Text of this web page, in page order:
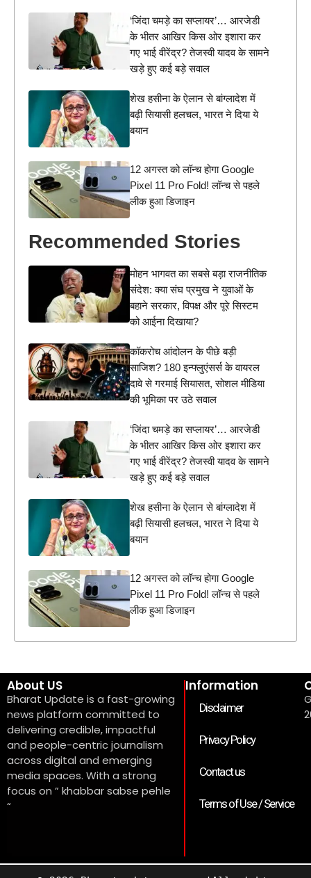
‘जिंदा चमड़े का सप्लायर’… आरजेडी
के भीतर आखिर किस ओर इशारा कर
गए भाई वीरेंद्र? तेजस्वी यादव के सामने
खड़े हुए कई बड़े सवाल
शेख हसीना के ऐलान से बांग्लादेश में
बढ़ी सियासी हलचल, भारत ने दिया ये
बयान
12 अगस्त को लॉन्च होगा Google
Pixel 11 Pro Fold! लॉन्च से पहले
लीक हुआ डिजाइन
Recommended Stories
मोहन भागवत का सबसे बड़ा राजनीतिक
संदेश: क्या संघ प्रमुख ने युवाओं के
बहाने सरकार, विपक्ष और पूरे सिस्टम
को आईना दिखाया?
कॉकरोच आंदोलन के पीछे बड़ी
साजिश? 180 इन्फ्लुएंसर्स के वायरल
दावे से गरमाई सियासत, सोशल मीडिया
की भूमिका पर उठे सवाल
‘जिंदा चमड़े का सप्लायर’… आरजेडी
के भीतर आखिर किस ओर इशारा कर
गए भाई वीरेंद्र? तेजस्वी यादव के सामने
खड़े हुए कई बड़े सवाल
शेख हसीना के ऐलान से बांग्लादेश में
बढ़ी सियासी हलचल, भारत ने दिया ये
बयान
12 अगस्त को लॉन्च होगा Google
Pixel 11 Pro Fold! लॉन्च से पहले
लीक हुआ डिजाइन
About US
Bharat Update is a fast-growing
news platform committed to
delivering credible, impactful
and people-centric journalism
across digital and emerging
media spaces. With a strong
focus on ” khabbar sabse pehle
“
Information
Disclaimer
Privacy Policy
Contact us
Terms of Use / Service